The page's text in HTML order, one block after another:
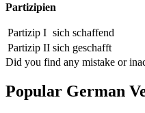
Partizipien
Partizip I sich schaffend
Partizip II sich geschafft
Did you find any mistake or
Popular German